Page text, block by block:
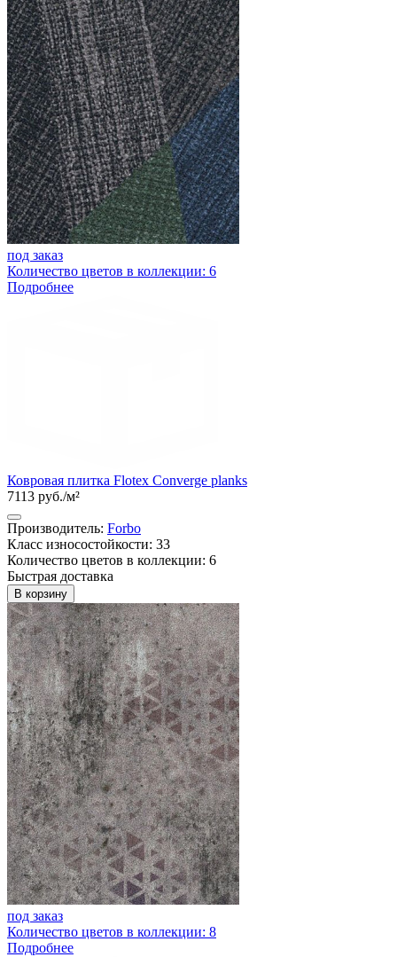
под заказ
Количество цветов в коллекции: 6
Подробнее
Ковровая плитка Flotex Converge planks
7113 руб./м²
Производитель: Forbo
Класс износостойкости: 33
Количество цветов в коллекции: 6
Быстрая доставка
В корзину
под заказ
Количество цветов в коллекции: 8
Подробнее